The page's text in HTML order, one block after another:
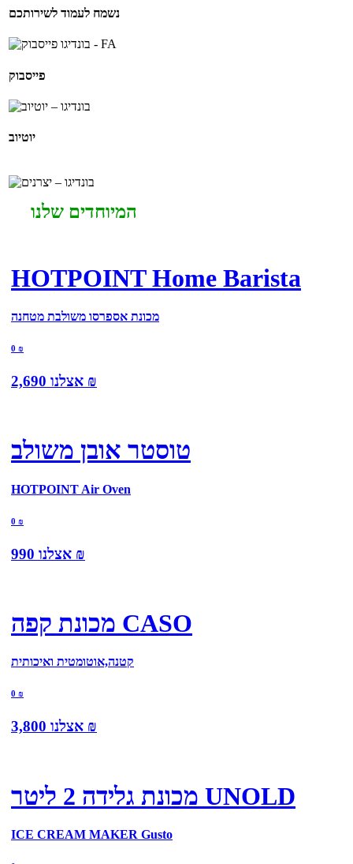
נשמח לעמוד לשירותכם
פייסבוק
יוטיוב
המיוחדים שלנו
HOTPOINT Home Barista
מכונת אספרסו משולבת מטחנה
0 ₪
אצלנו 2,690 ₪
טוסטר אובן משולב
HOTPOINT Air Oven
0 ₪
אצלנו 990 ₪
מכונת קפה CASO
קטנה,אוטומטית ואיכותית
0 ₪
אצלנו 3,800 ₪
מכונת גלידה 2 ליטר UNOLD
ICE CREAM MAKER Gusto